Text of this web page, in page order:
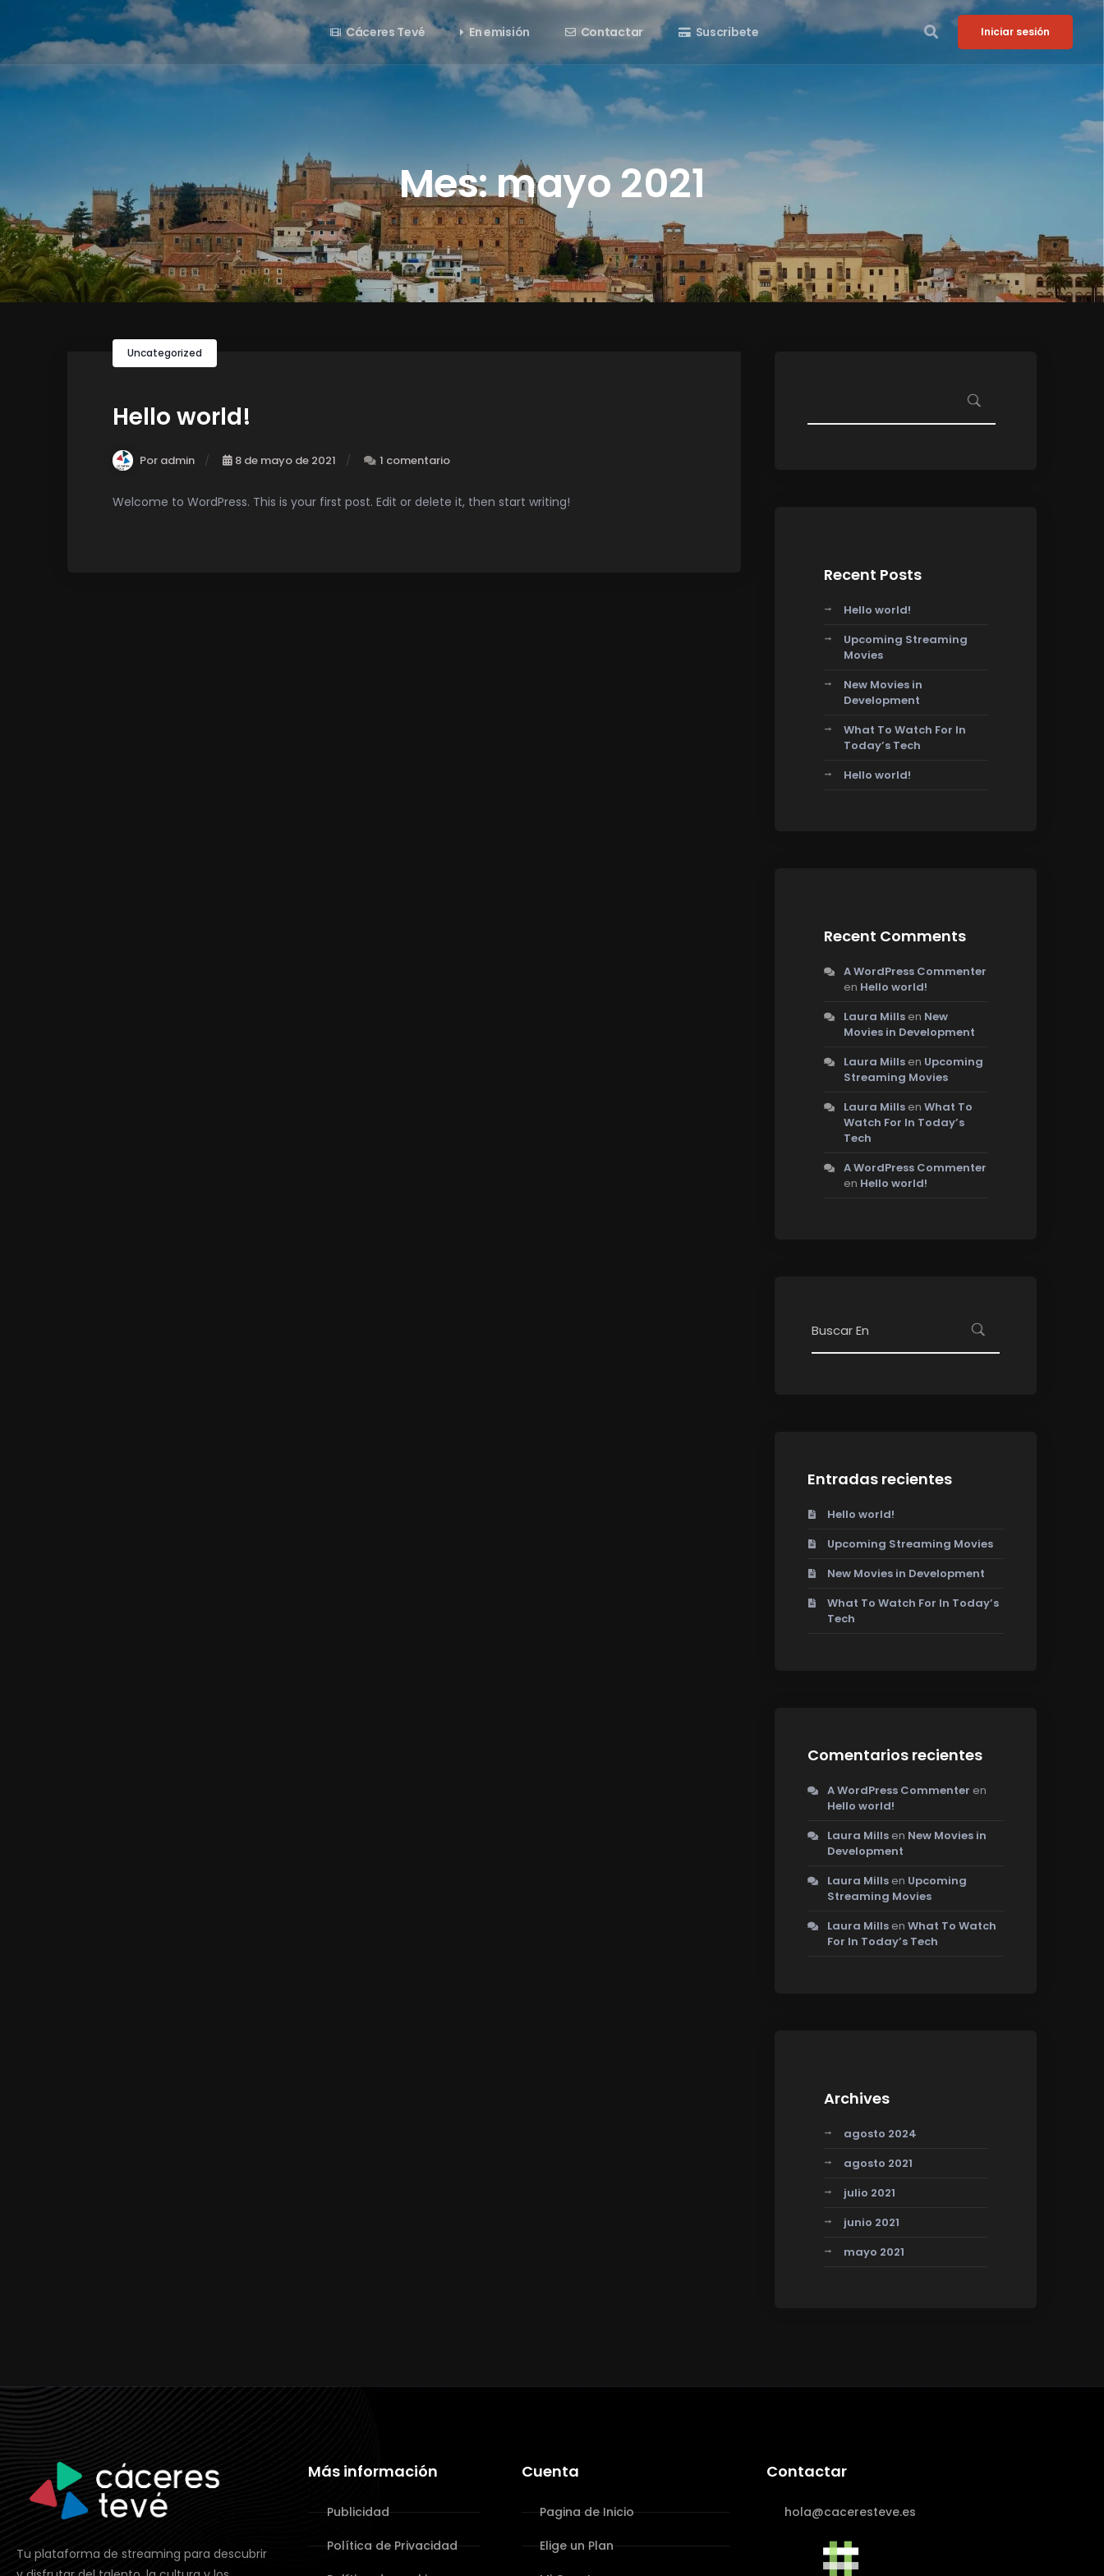
Cáceres Tevé En emisión Contactar Suscribete Iniciar sesión
Mes:mayo 2021
Uncategorized
Hello world!
Por admin 8 de mayo de 2021 1 comentario
Welcome to WordPress. This is your first post. Edit or delete it, then start writing!
Recent Posts
Hello world!
Upcoming Streaming
Movies
New Movies in
Development
What To Watch For In
Today’s Tech
Hello world!
Recent Comments
A WordPress Commenter
en Hello world!
Laura Mills en New
Movies in Development
Laura Mills en Upcoming
Streaming Movies
Laura Mills enWhat To
Watch For In Today’s
Tech
A WordPress Commenter
en Hello world!
Entradas recientes
Hello world!
Upcoming Streaming Movies
New Movies in Development
What To Watch For In Today’s
Tech
Comentarios recientes
A WordPress Commenter en
Hello world!
Laura Mills en New Movies in
Development
Laura Mills en Upcoming
Streaming Movies
Laura Mills enWhat To Watch
For In Today’s Tech
Archives
agosto 2024
agosto 2021
julio 2021
junio 2021
mayo 2021
Tu plataforma de streaming para descubrir
Más información
Publicidad
Política de Privacidad
Cuenta
Pagina de Inicio
Elige un Plan
Contactar
hola@caceresteve.es